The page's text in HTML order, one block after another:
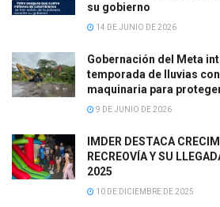
su gobierno
14 DE JUNIO DE 2026
Gobernación del Meta
temporada de lluvias
maquinaria para
9 DE JUNIO DE 2026
IMDER DESTACA
RECREOVÍA Y SU
2025
10 DE DICIEMBRE DE 2025